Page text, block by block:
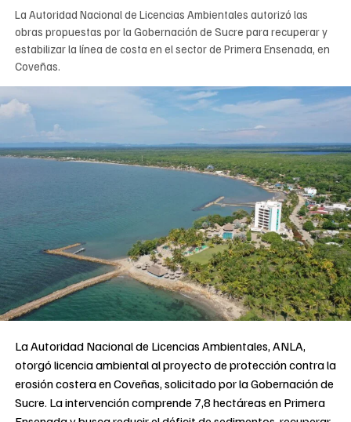
La Autoridad Nacional de Licencias Ambientales autorizó las
obras propuestas por la Gobernación de Sucre para recuperar y
estabilizar la línea de costa en el sector de Primera Ensenada, en
Coveñas.
La Autoridad Nacional de Licencias Ambientales, ANLA,
otorgó licencia ambiental al proyecto de protección contra la
erosión costera en Coveñas, solicitado por la Gobernación de
Sucre. La intervención comprende 7,8 hectáreas en Primera